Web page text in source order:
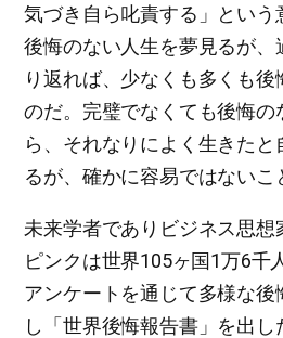
気づき自ら叱責する」とい
後悔のない人生を夢見るが、
り返れば、少なくも多くも後
のだ。完璧でなくても後悔の
ら、それなりによく生きたと
るが、確かに容易ではないこ
未来学者でありビジネス思想
ピンクは世界105ヶ国1万6千
アンケートを通じて多様な
し「世界後悔報告書」を出